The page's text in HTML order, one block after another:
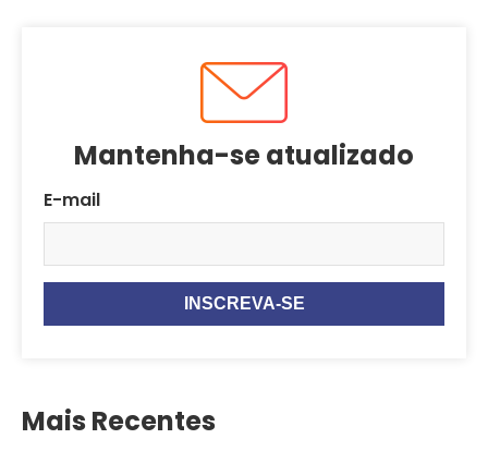
Mantenha-se atualizado
E-mail
Mais Recentes